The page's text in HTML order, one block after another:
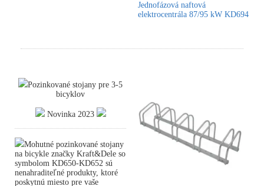
Jednofázová naftová
elektrocentrála 87/95 kW KD694
Pozinkované stojany pre 3-5
bicyklov
Novinka 2023
Mohutné pozinkované stojany
na bicykle značky Kraft&Dele so
symbolom KD650-KD652 sú
nenahraditeľné produkty, ktoré
poskytnú miesto pre vaše